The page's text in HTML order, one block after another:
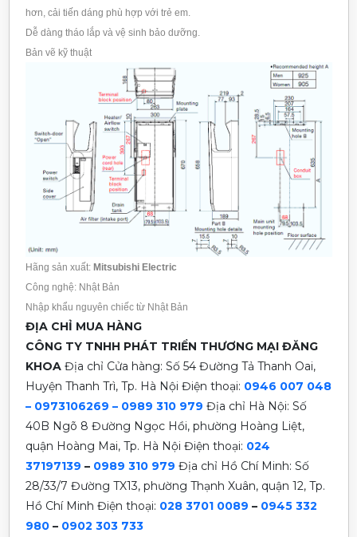
hơn, cải tiến dáng phù hợp với trẻ em.
Dễ dàng tháo lắp và vệ sinh bảo dưỡng.
Bản vẽ kỹ thuật
Hãng sản xuất: Mitsubishi Electric
Công nghệ: Nhật Bản
Nhập khẩu nguyên chiếc từ Nhật Bản
ĐỊA CHỈ MUA HÀNG
CÔNG TY TNHH PHÁT TRIỂN THƯƠNG MẠI ĐĂNG
KHOA Địa chỉ Cửa hàng: Số 54 Đường Tả Thanh Oai,
Huyện Thanh Trì, Tp. Hà Nội Điện thoại: 0946 007 048
– 0973106269 – 0989 310 979 Địa chỉ Hà Nội: Số
40B Ngõ 8 Đường Ngọc Hồi, phường Hoàng Liệt,
quận Hoàng Mai, Tp. Hà Nội Điện thoại: 024
37197139 – 0989 310 979 Địa chỉ Hồ Chí Minh: Số
28/33/7 Đường TX13, phường Thạnh Xuân, quận 12, Tp.
Hồ Chí Minh Điện thoại: 028 3701 0089 – 0945 332
980– 0902 303 733